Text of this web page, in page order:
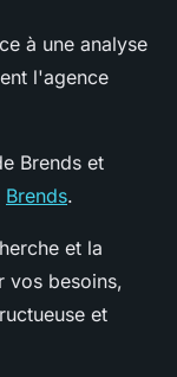
à une analyse
l'agence
Brends et
Brends.
et la
vos besoins,
et